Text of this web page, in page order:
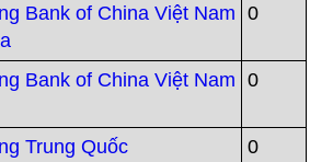
Bank of China Việt Nam
0
Bank of China Việt Nam
0
Trung Quốc
0